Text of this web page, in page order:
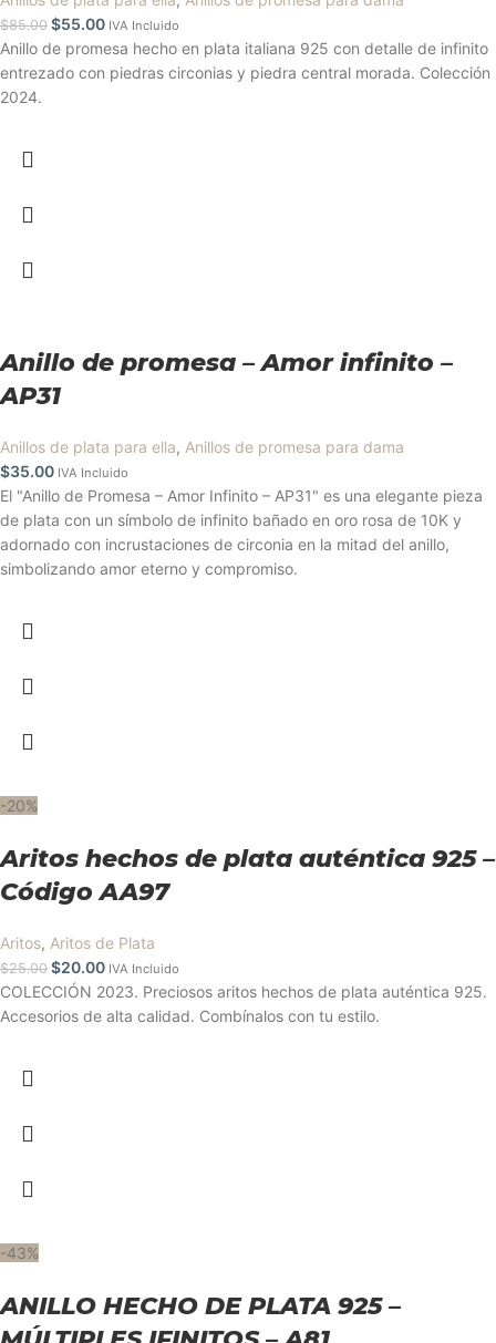
$85.00 $55.00 IVA Incluido
Anillo de promesa hecho en plata italiana 925 con detalle de infinito
entrezado con piedras circonias y piedra central morada. Colección
2024.
Anillo de promesa – Amor infinito –
AP31
Anillos de plata para ella, Anillos de promesa para dama
$35.00 IVA Incluido
El "Anillo de Promesa – Amor Infinito – AP31" es una elegante pieza
de plata con un símbolo de infinito bañado en oro rosa de 10K y
adornado con incrustaciones de circonia en la mitad del anillo,
simbolizando amor eterno y compromiso.
-20%
Aritos hechos de plata auténtica 925 –
Código AA97
Aritos, Aritos de Plata
$25.00 $20.00 IVA Incluido
COLECCIÓN 2023. Preciosos aritos hechos de plata auténtica 925.
Accesorios de alta calidad. Combínalos con tu estilo.
-43%
ANILLO HECHO DE PLATA 925 –